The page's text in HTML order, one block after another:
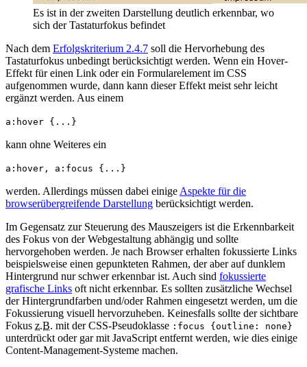
Es ist in der zweiten Darstellung deutlich erkennbar, wo
sich der Tastaturfokus befindet
Nach dem Erfolgskriterium 2.4.7 soll die Hervorhebung des
Tastaturfokus unbedingt berücksichtigt werden. Wenn ein Hover-
Effekt für einen Link oder ein Formularelement im CSS
aufgenommen wurde, dann kann dieser Effekt meist sehr leicht
ergänzt werden. Aus einem
a:hover {...}
kann ohne Weiteres ein
a:hover, a:focus {...}
werden. Allerdings müssen dabei einige Aspekte für die
browserübergreifende Darstellung berücksichtigt werden.
Im Gegensatz zur Steuerung des Mauszeigers ist die Erkennbarkeit
des Fokus von der Webgestaltung abhängig und sollte
hervorgehoben werden. Je nach Browser erhalten fokussierte Links
beispielsweise einen gepunkteten Rahmen, der aber auf dunklem
Hintergrund nur schwer erkennbar ist. Auch sind fokussierte
grafische Links oft nicht erkennbar. Es sollten zusätzliche Wechsel
der Hintergrundfarben und/oder Rahmen eingesetzt werden, um die
Fokussierung visuell hervorzuheben. Keinesfalls sollte der sichtbare
Fokus z.B. mit der CSS-Pseudoklasse :focus {outline: none}
unterdrückt oder gar mit JavaScript entfernt werden, wie dies einige
Content-Management-Systeme machen.